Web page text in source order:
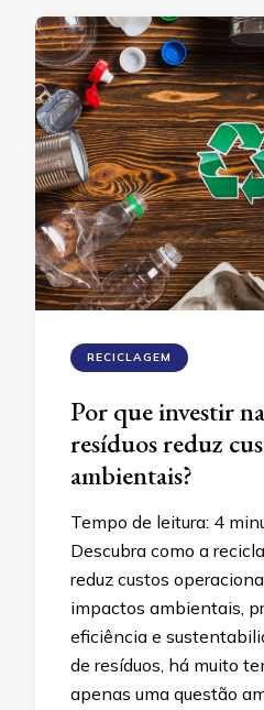
RECICLAGEM
Por que investir
resíduos reduz
ambientais?
Tempo de leitura: 4
Descubra como a
reduz custos
impactos ambientais,
eficiência e
de resíduos, há muito
apenas uma questão